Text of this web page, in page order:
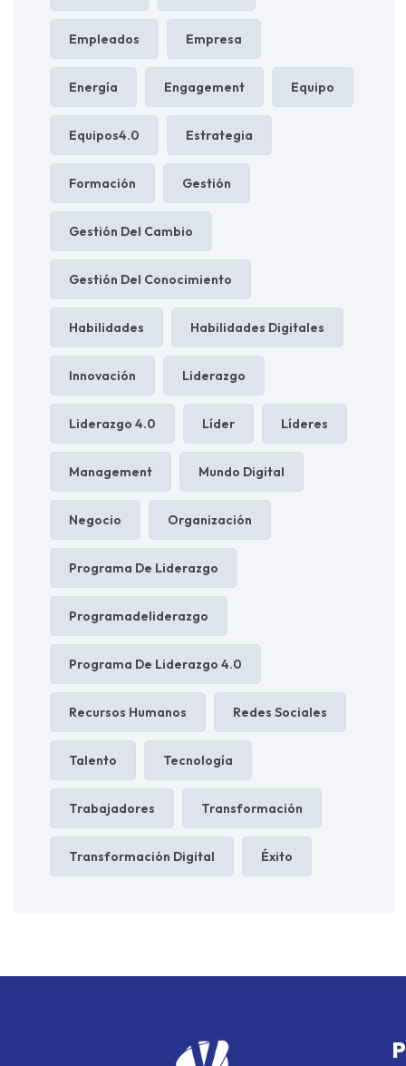
Empleados Empresa
Energía Engagement Equipo
Equipos4.0 Estrategia
Formación Gestión
Gestión Del Cambio
Gestión Del Conocimiento
Habilidades Habilidades Digitales
Innovación Liderazgo
Liderazgo 4.0 Líder Líderes
Management Mundo Digital
Negocio Organización
Programa De Liderazgo
Programadeliderazgo
Programa De Liderazgo 4.0
Recursos Humanos Redes Sociales
Talento Tecnología
Trabajadores Transformación
Transformación Digital Éxito